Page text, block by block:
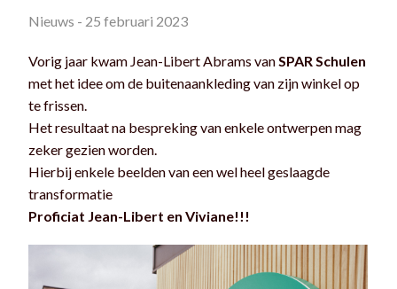
Nieuws - 25 februari 2023
Vorig jaar kwam Jean-Libert Abrams van SPAR Schulen
met het idee om de buitenaankleding van zijn winkel op
te frissen.
Het resultaat na bespreking van enkele ontwerpen mag
zeker gezien worden.
Hierbij enkele beelden van een wel heel geslaagde
transformatie
Proficiat Jean-Libert en Viviane!!!